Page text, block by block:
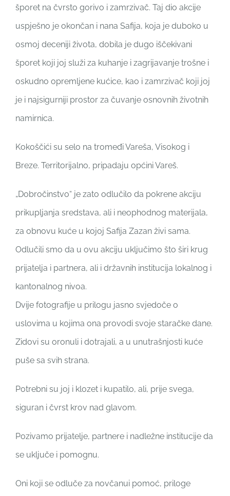
šporet na čvrsto gorivo i zamrzivač. Taj dio akcije
uspješno je okončan i nana Safija, koja je duboko u
osmoj deceniji života, dobila je dugo iščekivani
šporet koji joj služi za kuhanje i zagrijavanje trošne i
oskudno opremljene kućice, kao i zamrzivač koji joj
je i najsigurniji prostor za čuvanje osnovnih životnih
namirnica.
Kokoščići su selo na tromeđi Vareša, Visokog i
Breze. Territorijalno, pripadaju općini Vareš.
„Dobročinstvo“ je zato odlučilo da pokrene akciju
prikupljanja sredstava, ali i neophodnog materijala,
za obnovu kuće u kojoj Safija Zazan živi sama.
Odlučili smo da u ovu akciju uključimo što širi krug
prijatelja i partnera, ali i državnih institucija lokalnog i
kantonalnog nivoa.
Dvije fotografije u prilogu jasno svjedoče o
uslovima u kojima ona provodi svoje staračke dane.
Zidovi su oronuli i dotrajali, a u unutrašnjosti kuće
puše sa svih strana.
Potrebni su joj i klozet i kupatilo, ali, prije svega,
siguran i čvrst krov nad glavom.
Pozivamo prijatelje, partnere i nadležne institucije da
se uključe i pomognu.
Oni koji se odluče za novčanui pomoć, priloge